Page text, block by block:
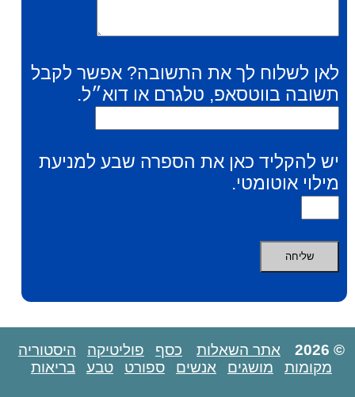
לאן לשלוח לך את התשובה? אפשר לקבל
תשובה בווטסאפ, טלגרם או דוא״ל.
יש להקליד כאן את הספרה שבע למניעת
מילוי אוטומטי.
© 2026 אתר השאלות כסף פוליטיקה
היסטוריה
מקומות
מושגים אנשים ספורט טבע בריאות